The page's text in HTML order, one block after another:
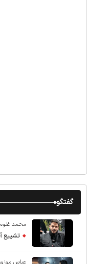
گفتگو
محمد غلوم
تشییع
عباس